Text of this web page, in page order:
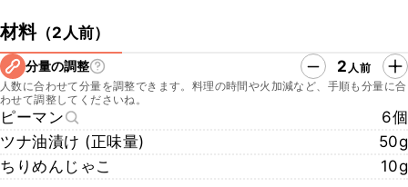
材料（2人前）
分量の調整 2 人前
人数に合わせて分量を調整できます。料理の時間や火加減など、手順も分量に合
わせて調整してくださいね。
ピーマン
6個
ツナ油漬け (正味量)
50g
ちりめんじゃこ
10g